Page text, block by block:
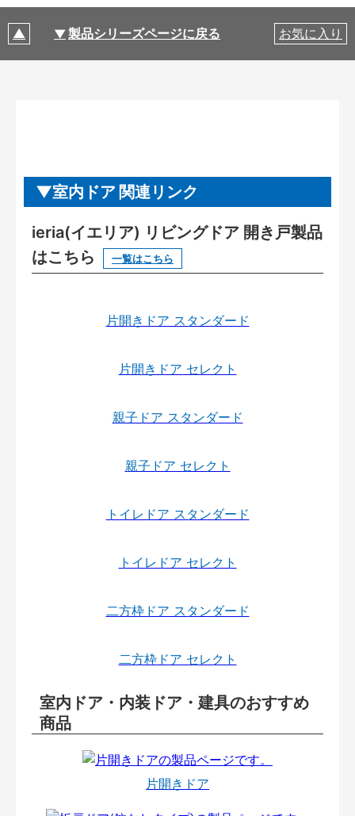
製品シリーズページに戻る お気に入り
室内ドア 関連リンク
ieria(イエリア) リビングドア 開き戸製品
はこちら
一覧はこちら
片開きドア スタンダード
片開きドア セレクト
親子ドア スタンダード
親子ドア セレクト
トイレドア スタンダード
トイレドア セレクト
二方枠ドア スタンダード
二方枠ドア セレクト
室内ドア・内装ドア・建具のおすすめ
商品
片開きドア